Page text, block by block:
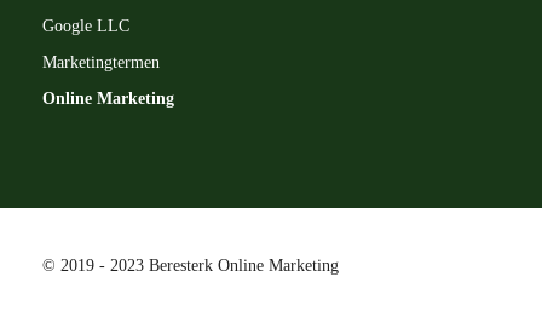
Google LLC
Marketingtermen
Online Marketing
© 2019 - 2023 Beresterk Online Marketing